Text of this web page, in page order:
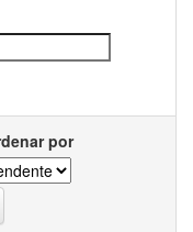
por